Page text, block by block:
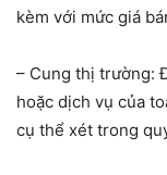
kèm với mức giá
– Cung thị trường:
hoặc dịch vụ của
cụ thể xét trong